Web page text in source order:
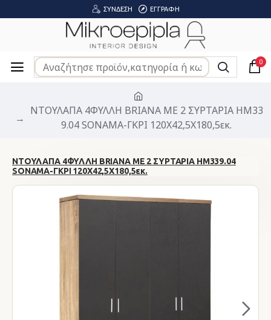
ΣΎΝΔΕΣΗ ΕΓΓΡΑΦΉ
0
ΝΤΟΥΛΑΠΑ 4ΦΥΛΛΗ BRIANA ME 2 ΣΥΡΤΑΡΙΑ HM33
9.04 SONAMA-ΓΚΡΙ 120Χ42,5Χ180,5εκ.
ΝΤΟΥΛΑΠΑ 4ΦΥΛΛΗ BRIANA ME 2 ΣΥΡΤΑΡΙΑ HM339.04
SONAMA-ΓΚΡΙ 120Χ42,5Χ180,5εκ.